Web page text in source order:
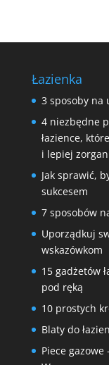
Łazienka
3 sposoby na
4 niezbędne
łazience,
i lepiej
Jak sprawić,
sukcesem
7 sposobów
Uporządkuj
wskazówkom
15 gadżetów
pod ręką
10 prostych
Blaty do
Piece gazowe